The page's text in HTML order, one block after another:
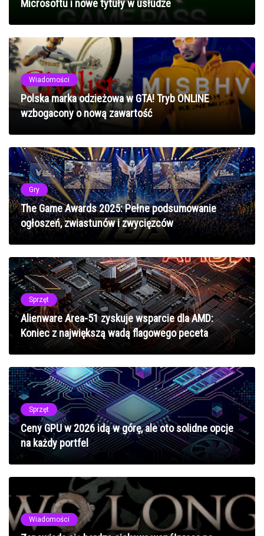
Microsoftu i nowe tytuły w usłudze
Wiadomości
Polska marka odzieżowa w GTA! Tryb ONLINE
wzbogacony o nową zawartość
Gry
The Game Awards 2025: Pełne podsumowanie
ogłoszeń, zwiastunów i zwycięzców
Sprzęt
Alienware Area-51 zyskuje wsparcie dla AMD:
Koniec z największą wadą flagowego peceta
Sprzęt
Ceny GPU w 2026 idą w górę, ale oto solidne opcje
na każdy portfel
Wiadomości